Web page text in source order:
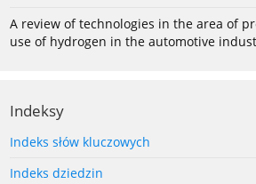
A review of technologies in the area of
use of hydrogen in the automotive
Indeksy
Indeks słów kluczowych
Indeks dziedzin